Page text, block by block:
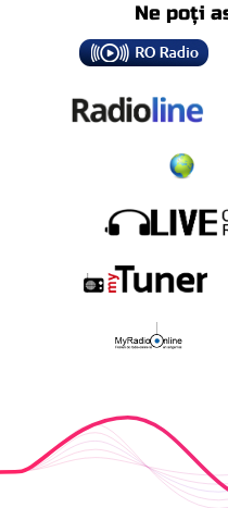
Ne poți